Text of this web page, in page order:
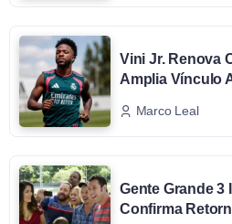
Vini Jr. Renova
Amplia Vínculo
Marco Leal
Gente Grande 3
Confirma